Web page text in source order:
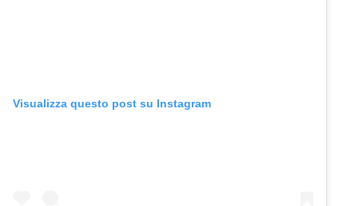
Visualizza questo post su Instagram